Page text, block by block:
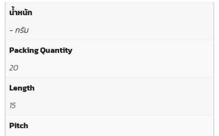
น้ำหนัก
- กรัม
Packing Quantity
20
Length
15
Pitch